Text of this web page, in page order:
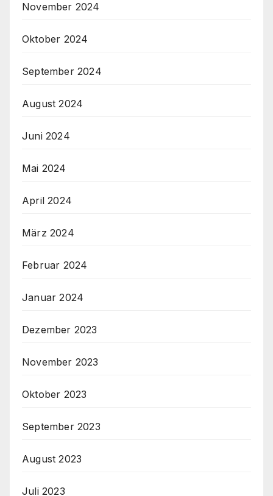
November 2024
Oktober 2024
September 2024
August 2024
Juni 2024
Mai 2024
April 2024
März 2024
Februar 2024
Januar 2024
Dezember 2023
November 2023
Oktober 2023
September 2023
August 2023
Juli 2023